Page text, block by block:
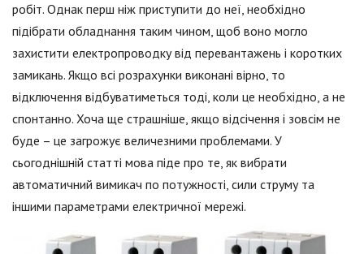
робіт. Однак перш ніж приступити до неї, необхідно
підібрати обладнання таким чином, щоб воно могло
захистити електропроводку від перевантажень і коротких
замикань. Якщо всі розрахунки виконані вірно, то
відключення відбуватиметься тоді, коли це необхідно, а не
спонтанно. Хоча ще страшніше, якщо відсічення і зовсім не
буде – це загрожує величезними проблемами. У
сьогоднішній статті мова піде про те, як вибрати
автоматичний вимикач по потужності, сили струму та
іншими параметрами електричної мережі.